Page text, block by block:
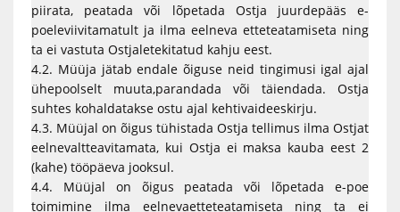
piirata, peatada või lõpetada Ostja juurdepääs e-
poeleviivitamatult ja ilma eelneva etteteatamiseta ning
ta ei vastuta Ostjaletekitatud kahju eest.
4.2. Müüja jätab endale õiguse neid tingimusi igal ajal
ühepoolselt muuta,parandada või täiendada. Ostja
suhtes kohaldatakse ostu ajal kehtivaideeskirju.
4.3. Müüjal on õigus tühistada Ostja tellimus ilma Ostjat
eelnevaltteavitamata, kui Ostja ei maksa kauba eest 2
(kahe) tööpäeva jooksul.
4.4. Müüjal on õigus peatada või lõpetada e-poe
toimimine ilma eelnevaetteteatamiseta ning ta ei